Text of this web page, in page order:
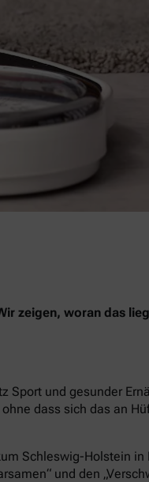
zeigen, woran das
und gesunder
dass sich das an
Schleswig-Holstein
und den